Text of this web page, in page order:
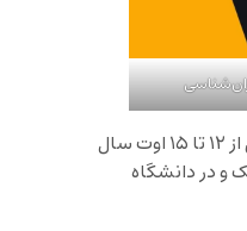
کنفرانس دوسالانه‌ ایران‌شناسی از ۱۲ تا ۱۵ اوت سال
و در دانشگاه